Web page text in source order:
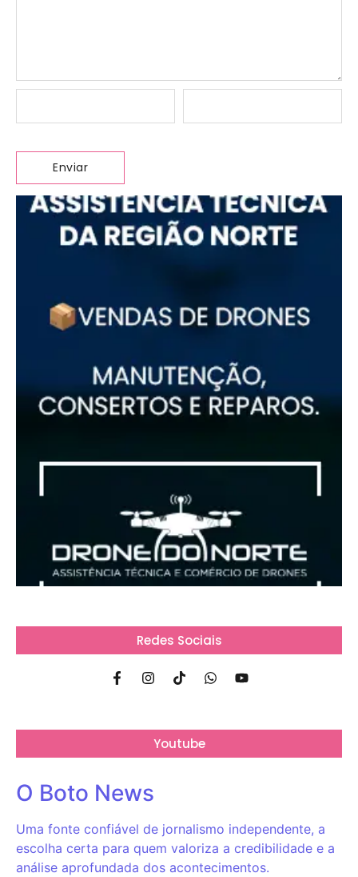
Redes Sociais
Youtube
O Boto News
Uma fonte confiável de jornalismo independente, a
escolha certa para quem valoriza a credibilidade e a
análise aprofundada dos acontecimentos.